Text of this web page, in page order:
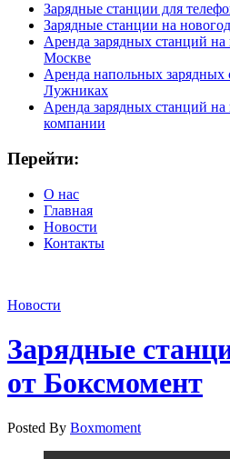
Зарядные станции для
Зарядные станции на
Аренда зарядных станций
Москве
Аренда напольных зарядных
Лужниках
Аренда зарядных станций на
компании
Перейти:
О нас
Главная
Новости
Контакты
Новости
Зарядные
от Боксмомент
Posted By Boxmoment